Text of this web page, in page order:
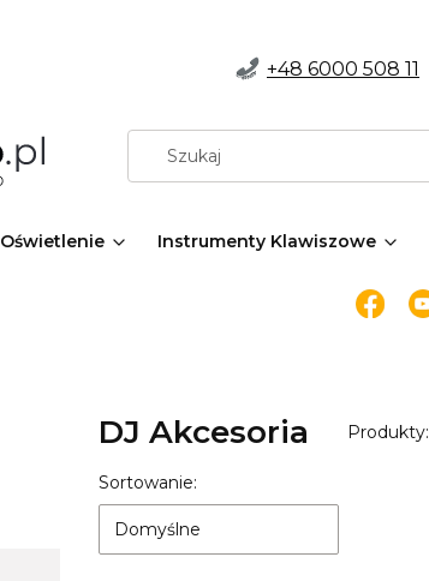
+48 6000 508 11
Oświetlenie Instrumenty Klawiszowe
DJ Akcesoria Produkty:
Lista produktów
Sortowanie:
Domyślne